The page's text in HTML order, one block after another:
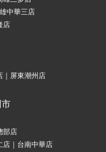
中華三店
店
｜屏東潮州店
部店
店｜台南中華店